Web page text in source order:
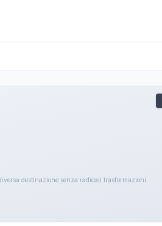
destinazione senza radicali trasformazioni